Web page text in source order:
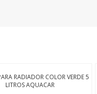
RADIADOR COLOR VERDE 5
LITROS AQUACAR